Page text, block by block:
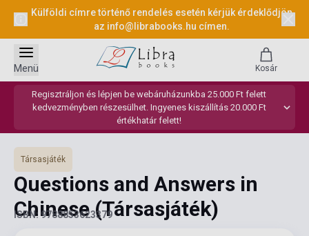
Külföldi címre történő rendelés esetén kérjük érdeklődjön
az info@librabooks.hu címen.
Regisztráljon és lépjen be webáruházunkba 25.000 Ft felett
kedvezményben részesülhet. Ingyenes kiszállítás 20.000 Ft
értékhatár felett!
Menü Kosár
Társasjáték
Questions and Answers in
Chinese (Társasjáték)
ISBN: 9788853623379